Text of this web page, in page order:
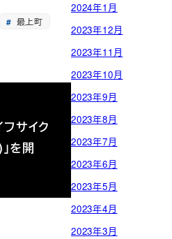
最上町
サイク
を開
2024年1月
2023年12月
2023年11月
2023年10月
2023年9月
2023年8月
2023年7月
2023年6月
2023年5月
2023年4月
2023年3月